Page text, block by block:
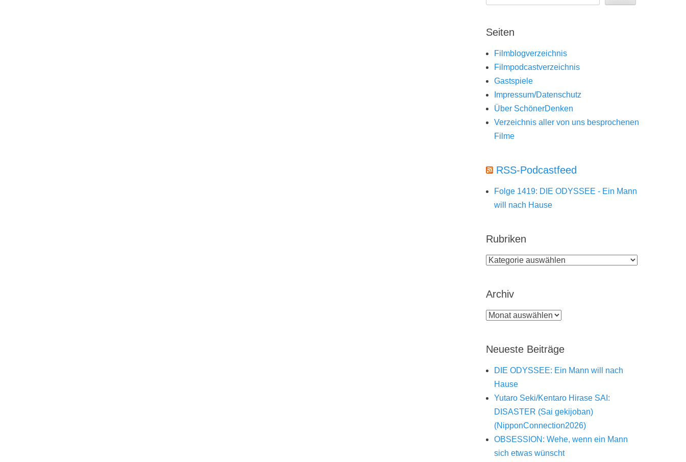
Seiten
Filmblogverzeichnis
Filmpodcastverzeichnis
Gastspiele
Impressum/Datenschutz
Über SchönerDenken
Verzeichnis aller von uns besprochenen
Filme
RSS-Podcastfeed
Folge 1419: DIE ODYSSEE - Ein Mann
will nach Hause
Rubriken
Rubriken
Archiv
Archiv
Neueste Beiträge
DIE ODYSSEE: Ein Mann will nach
Hause
Yutaro Seki/Kentaro Hirase SAI:
DISASTER (Sai gekijoban)
(NipponConnection2026)
OBSESSION: Wehe, wenn ein Mann
sich etwas wünscht